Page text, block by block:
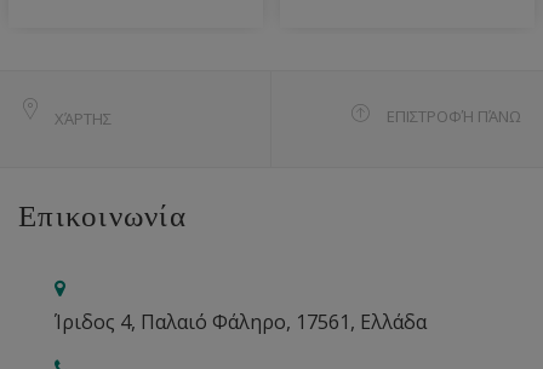
ΧΆΡΤΗΣ ΕΠΙΣΤΡΟΦΉ ΠΆΝΩ
Επικοινωνία
Ίριδος 4, Παλαιό Φάληρο, 17561, Ελλάδα